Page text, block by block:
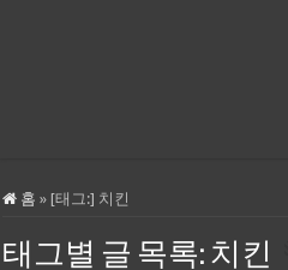
홈 » [태그:] 치킨
태그별 글 목록: 치킨